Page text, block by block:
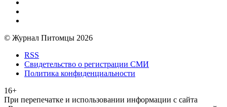
© Журнал Питомцы 2026
RSS
Свидетельство о регистрации СМИ
Политика конфиденциальности
16+
При перепечатке и использовании информации с сайта